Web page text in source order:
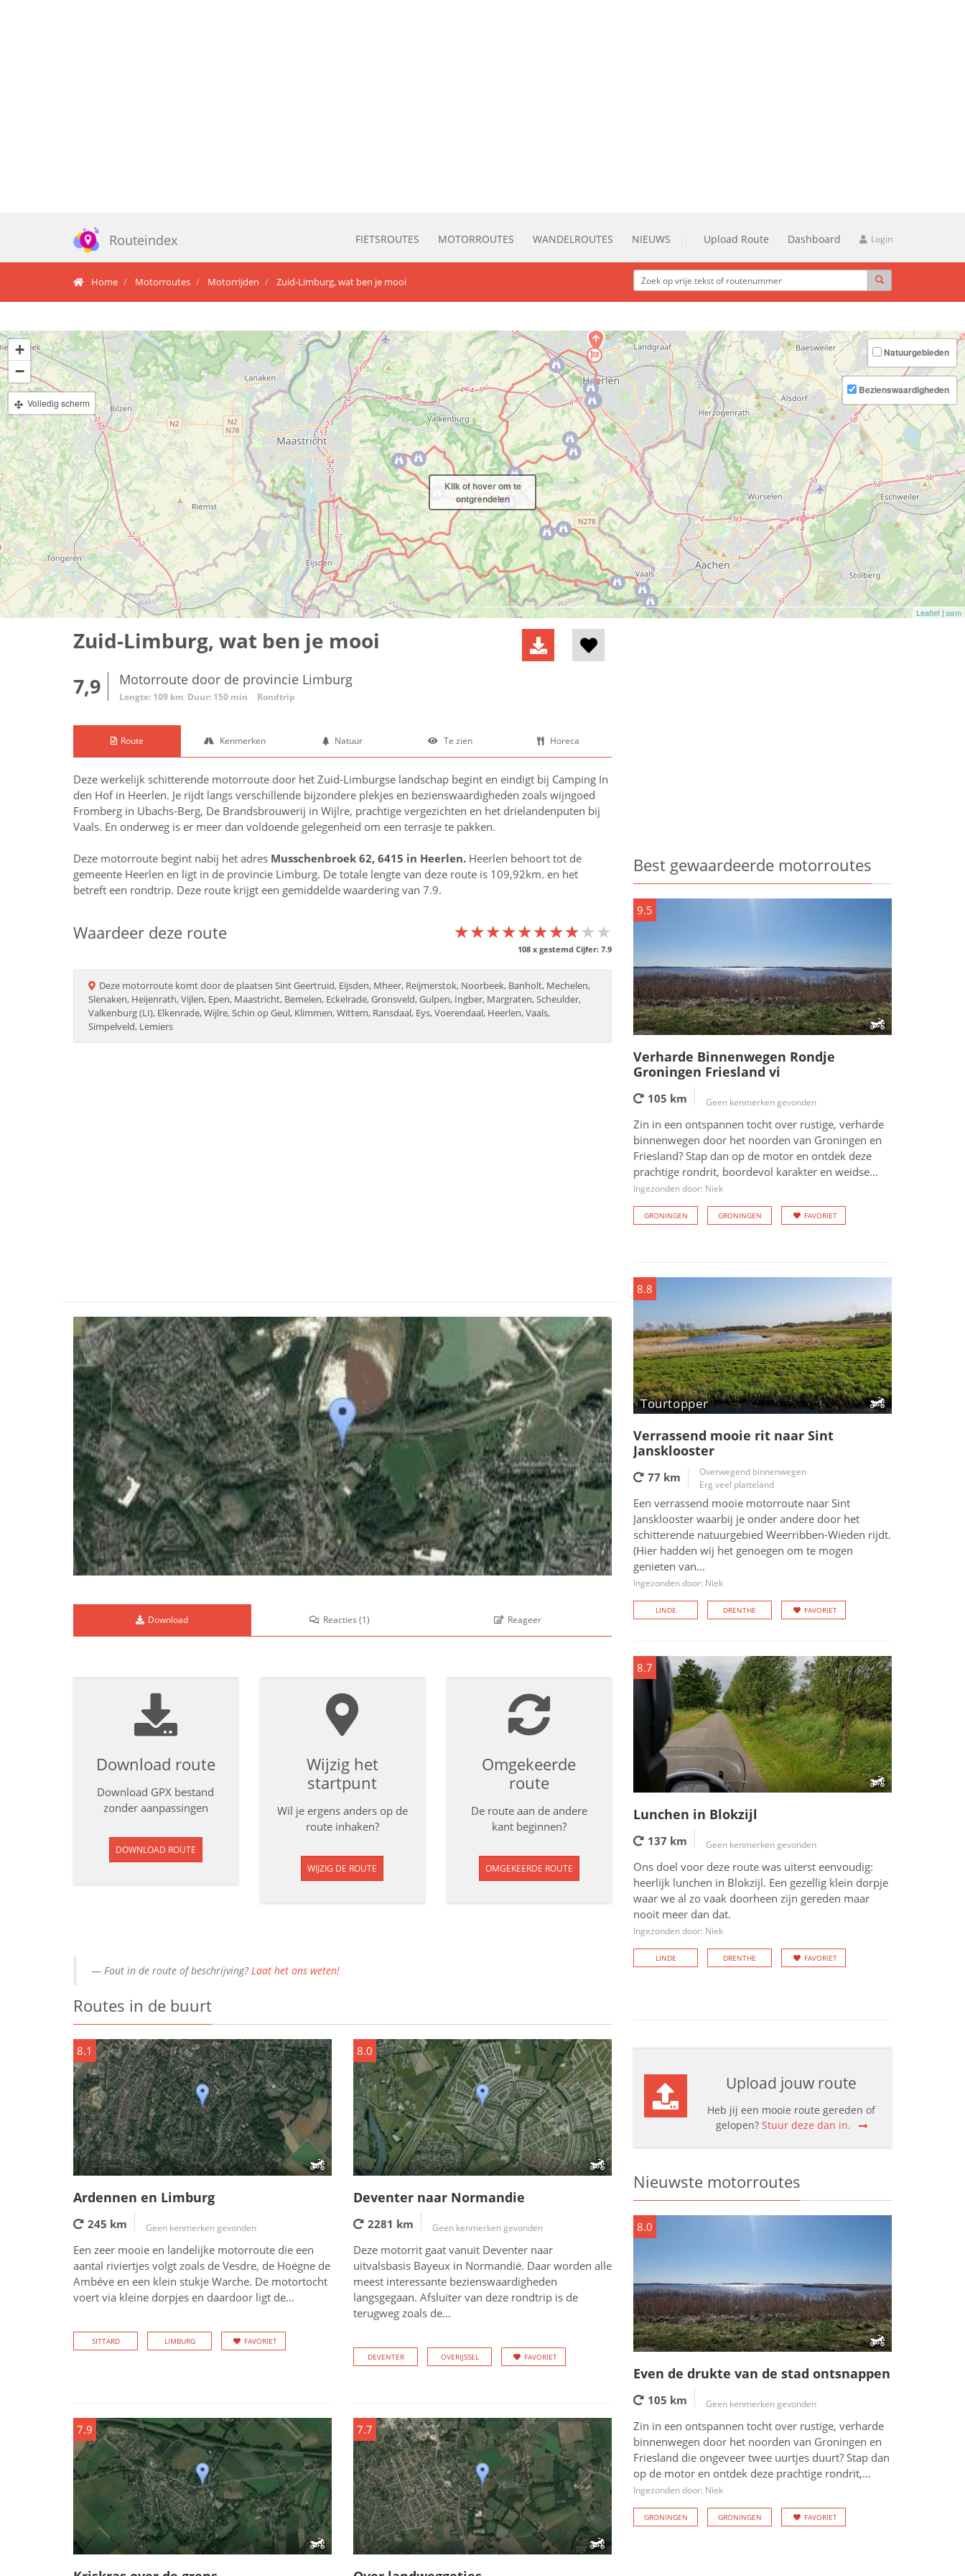
Routeindex FIETSROUTES MOTORROUTES WANDELROUTES NIEUWS Upload Route Dashboard Login
Home Motorroutes Motorrijden Zuid-Limburg, wat ben je mooi
+
−
Volledig scherm
Natuurgebieden
Bezienswaardigheden
Leaflet | osm
Klik of hover om te
ontgrendelen
Zuid-Limburg, wat ben je mooi
7,9 Motorroute door de provincie Limburg
Lengte: 109 km Duur: 150 min Rondtrip
Route Kenmerken Natuur Te zien Horeca
Deze werkelijk schitterende motorroute door het Zuid-Limburgse landschap begint en eindigt bij Camping In
den Hof in Heerlen. Je rijdt langs verschillende bijzondere plekjes en bezienswaardigheden zoals wijngoed
Fromberg in Ubachs-Berg, De Brandsbrouwerij in Wijlre, prachtige vergezichten en het drielandenputen bij
Vaals. En onderweg is er meer dan voldoende gelegenheid om een terrasje te pakken.
Deze motorroute begint nabij het adres Musschenbroek 62, 6415 in Heerlen. Heerlen behoort tot de
gemeente Heerlen en ligt in de provincie Limburg. De totale lengte van deze route is 109,92km. en het
betreft een rondtrip. Deze route krijgt een gemiddelde waardering van 7.9.
Waardeer deze route ★★★★★★★★★★
★★★★★★★★★★
★★★★★★★★★★
108x gestemd Cijfer: 7.9
Deze motorroute komt door de plaatsen Sint Geertruid, Eijsden, Mheer, Reijmerstok, Noorbeek, Banholt, Mechelen,
Slenaken, Heijenrath, Vijlen, Epen, Maastricht, Bemelen, Eckelrade, Gronsveld, Gulpen, Ingber, Margraten, Scheulder,
Valkenburg (LI), Elkenrade, Wijlre, Schin op Geul, Klimmen, Wittem, Ransdaal, Eys, Voerendaal, Heerlen, Vaals,
Simpelveld, Lemiers
Download Reacties(1) Reageer
Download route
Download GPX bestand
zonder aanpassingen
DOWNLOAD ROUTE
Wijzig het
startpunt
Wil je ergens anders op de
route inhaken?
WIJZIG DE ROUTE
Omgekeerde
route
De route aan de andere
kant beginnen?
OMGEKEERDE ROUTE
Fout in de route of beschrijving?Laat het ons weten!
Routes in de buurt
8.1
Ardennen en Limburg
245 km Geen kenmerken gevonden
Een zeer mooie en landelijke motorroute die een
aantal riviertjes volgt zoals de Vesdre, de Hoëgne de
Ambéve en een klein stukje Warche. De motortocht
voert via kleine dorpjes en daardoor ligt de...
SITTARD LIMBURG FAVORIET
8.0
Deventer naar Normandie
2281 km Geen kenmerken gevonden
Deze motorrit gaat vanuit Deventer naar
uitvalsbasis Bayeux in Normandië. Daar worden alle
meest interessante bezienswaardigheden
langsgegaan. Afsluiter van deze rondtrip is de
terugweg zoals de...
DEVENTER OVERIJSSEL FAVORIET
7.9 7.7
Best gewaardeerde motorroutes
9.5
Verharde Binnenwegen Rondje
Groningen Friesland vi
105 km Geen kenmerken gevonden
Zin in een ontspannen tocht over rustige, verharde
binnenwegen door het noorden van Groningen en
Friesland? Stap dan op de motor en ontdek deze
prachtige rondrit, boordevol karakter en weidse...
Ingezonden door: Niek
GRONINGEN GRONINGEN FAVORIET
8.8
Tourtopper
Verrassend mooie rit naar Sint
Jansklooster
77 km
Overwegend binnenwegen
Erg veel platteland
Een verrassend mooie motorroute naar Sint
Jansklooster waarbij je onder andere door het
schitterende natuurgebied Weerribben-Wieden rijdt.
(Hier hadden wij het genoegen om te mogen
genieten van...
Ingezonden door: Niek
LINDE DRENTHE FAVORIET
8.7
Lunchen in Blokzijl
137 km Geen kenmerken gevonden
Ons doel voor deze route was uiterst eenvoudig:
heerlijk lunchen in Blokzijl. Een gezellig klein dorpje
waar we al zo vaak doorheen zijn gereden maar
nooit meer dan dat.
Ingezonden door: Niek
LINDE DRENTHE FAVORIET
Upload jouw route
Heb jij een mooie route gereden of
gelopen? Stuur deze dan in.
Nieuwste motorroutes
8.0
Even de drukte van de stad ontsnappen
105 km Geen kenmerken gevonden
Zin in een ontspannen tocht over rustige, verharde
binnenwegen door het noorden van Groningen en
Friesland die ongeveer twee uurtjes duurt? Stap dan
op de motor en ontdek deze prachtige rondrit,...
Ingezonden door: Niek
GRONINGEN GRONINGEN FAVORIET